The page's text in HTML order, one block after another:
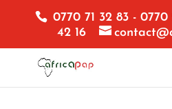
0770 71 32 83 -
42 16